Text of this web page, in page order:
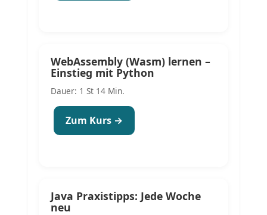
WebAssembly (Wasm) lernen –
Einstieg mit Python
Dauer: 1 St 14 Min.
Zum Kurs →
Java Praxistipps: Jede Woche
neu